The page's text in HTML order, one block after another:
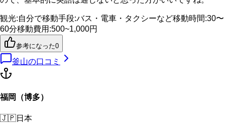
観光:自分で移動手段:バス・電車・タクシーなど移動時間:30〜
60分移動費用 :500~1,000円
参考になった0
釜山の口コミ
福岡（博多）
🇯🇵日本